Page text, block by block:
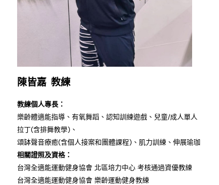
陳皆嘉 教練
教練個人專長：
樂齡體適能指導、有氧舞蹈、認知訓練遊戲、兒童/成人單人
拉丁(含排舞教學)、
頌缽聲音療癒(含個人接案和團體課程)、肌力訓練、伸展瑜珈
相關證照及資格：
台灣全適能運動健身協會 北區培力中心 考核通過資優教練
台灣全適能運動健身協會 樂齡運動健身教練